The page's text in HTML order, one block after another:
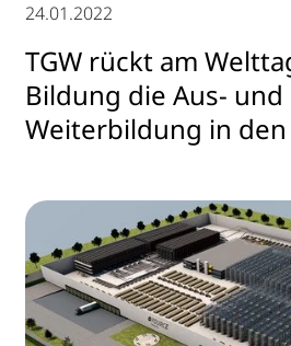
24.01.2022
TGW rückt am
Bildung die Aus- und
Weiterbildung in den